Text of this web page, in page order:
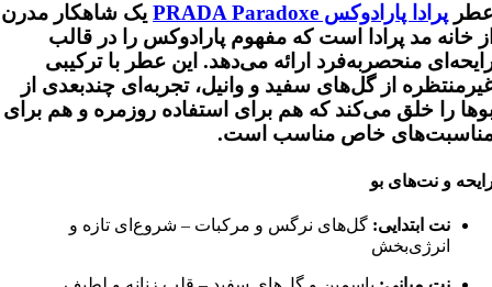
پرادا پارادوکس PRADA Paradoxe یک شاهکار مدرن
خانه مد پرادا است که مفهوم پارادوکس را در قالب
منحصربه‌فرد ارائه می‌دهد. این عطر با ترکیبی
ازگل‌های سفید و وانیل، تجربه‌ای چندبعدی از
را خلق می‌کند که هم برای استفاده روزمره و هم برای
خاص مناسب است.
و نت‌های بو
نت ابتدایی: گل‌های نرگس و مرکبات – شروع‌ای تازه و
انرژی‌بخش